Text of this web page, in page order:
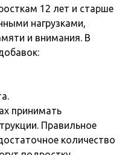
12 лет и старше
нагрузками,
и внимания. В
принимать
Правильное
количество